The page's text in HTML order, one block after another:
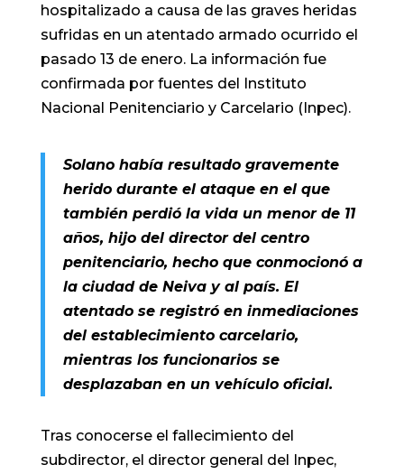
hospitalizado a causa de las graves heridas
sufridas en un atentado armado ocurrido el
pasado 13 de enero. La información fue
confirmada por fuentes del Instituto
Nacional Penitenciario y Carcelario (Inpec).
Solano había resultado gravemente
herido durante el ataque en el que
también perdió la vida un menor de 11
años, hijo del director del centro
penitenciario, hecho que conmocionó a
la ciudad de Neiva y al país. El
atentado se registró en inmediaciones
del establecimiento carcelario,
mientras los funcionarios se
desplazaban en un vehículo oficial.
Tras conocerse el fallecimiento del
subdirector, el director general del Inpec,